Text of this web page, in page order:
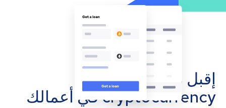
إقبل مدفوعات
cryptocurrency في أعمالك